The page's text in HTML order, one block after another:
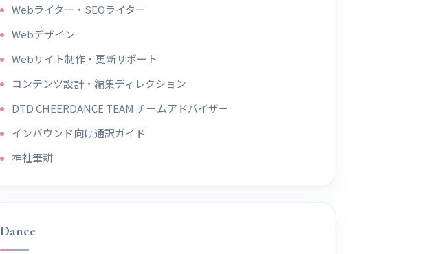
Webライター・SEOライター
Webデザイン
Webサイト制作・更新サポート
コンテンツ設計・編集ディレクション
DTD CHEERDANCE TEAM チームアドバイザー
インバウンド向け通訳ガイド
神社筆耕
Dance